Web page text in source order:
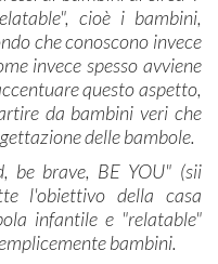
cioè i bambini,
che conoscono invece
invece spesso avviene
questo aspetto,
da bambini veri che
delle bambole.
be brave, BE YOU" (sii
l'obiettivo della casa
infantile e "relatable"
bambini.